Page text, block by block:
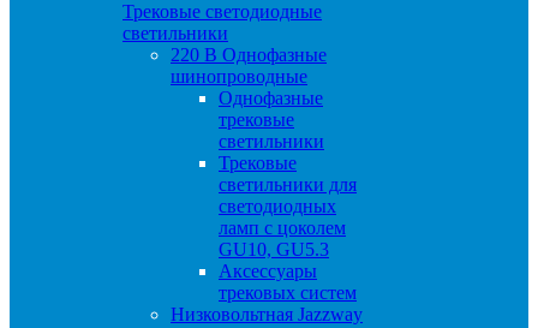
Трековые светодиодные
светильники
220 B Однофазные
шинопроводные
Однофазные
трековые
светильники
Трековые
светильники для
светодиодных
ламп с цоколем
GU10, GU5.3
Аксессуары
трековых систем
Низковольтная Jazzway